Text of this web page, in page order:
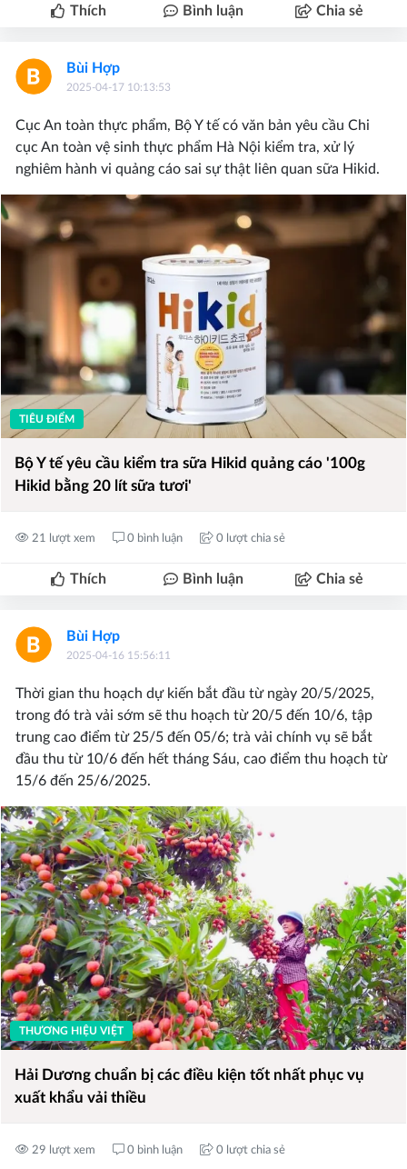
Thích Bình luận Chia sẻ
Bùi Hợp
2025-04-17 10:13:53
Cục An toàn thực phẩm, Bộ Y tế có văn bản yêu cầu Chi
cục An toàn vệ sinh thực phẩm Hà Nội kiểm tra, xử lý
nghiêm hành vi quảng cáo sai sự thật liên quan sữa Hikid.
TIÊU ĐIỂM
Bộ Y tế yêu cầu kiểm tra sữa Hikid quảng cáo '100g
Hikid bằng 20 lít sữa tươi'
21 lượt xem 0 bình luận 0 lượt chia sẻ
Thích Bình luận Chia sẻ
Bùi Hợp
2025-04-16 15:56:11
Thời gian thu hoạch dự kiến bắt đầu từ ngày 20/5/2025,
trong đó trà vải sớm sẽ thu hoạch từ 20/5 đến 10/6, tập
trung cao điểm từ 25/5 đến 05/6; trà vải chính vụ sẽ bắt
đầu thu từ 10/6 đến hết tháng Sáu, cao điểm thu hoạch từ
15/6 đến 25/6/2025.
THƯƠNG HIỆU VIỆT
Hải Dương chuẩn bị các điều kiện tốt nhất phục vụ
xuất khẩu vải thiều
29 lượt xem 0 bình luận 0 lượt chia sẻ